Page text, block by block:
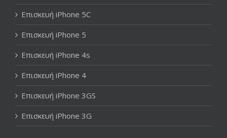
Επισκευή iPhone 5C
Επισκευή iPhone 5
Επισκευή iPhone 4s
Επισκευή iPhone 4
Επισκευή iPhone 3GS
Επισκευή iPhone 3G